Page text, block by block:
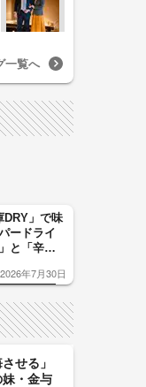
一覧へ
DRY」で味
ードライ
と「辛
飲み頃の
2026年7月30日
せる」
・金与